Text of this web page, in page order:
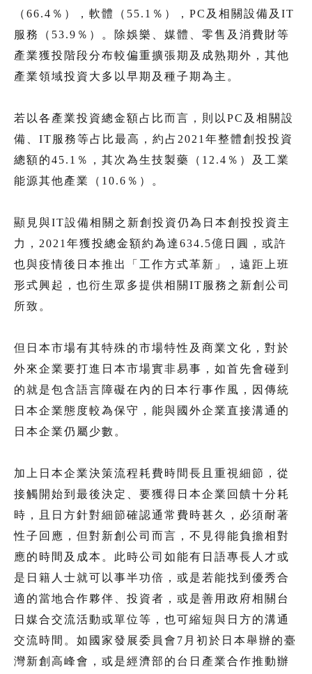
（66.4％），軟體（55.1％），PC及相關設備及IT
服務（53.9％）。除娛樂、媒體、零售及消費財等
產業獲投階段分布較偏重擴張期及成熟期外，其他
產業領域投資大多以早期及種子期為主。
若以各產業投資總金額占比而言，則以PC及相關設
備、IT服務等占比最高，約占2021年整體創投投資
總額的45.1％，其次為生技製藥（12.4％）及工業
能源其他產業（10.6％）。
顯見與IT設備相關之新創投資仍為日本創投投資主
力，2021年獲投總金額約為達634.5億日圓，或許
也與疫情後日本推出「工作方式革新」，遠距上班
形式興起，也衍生眾多提供相關IT服務之新創公司
所致。
但日本市場有其特殊的市場特性及商業文化，對於
外來企業要打進日本市場實非易事，如首先會碰到
的就是包含語言障礙在內的日本行事作風，因傳統
日本企業態度較為保守，能與國外企業直接溝通的
日本企業仍屬少數。
加上日本企業決策流程耗費時間長且重視細節，從
接觸開始到最後決定、要獲得日本企業回饋十分耗
時，且日方針對細節確認通常費時甚久，必須耐著
性子回應，但對新創公司而言，不見得能負擔相對
應的時間及成本。此時公司如能有日語專長人才或
是日籍人士就可以事半功倍，或是若能找到優秀合
適的當地合作夥伴、投資者，或是善用政府相關台
日媒合交流活動或單位等，也可縮短與日方的溝通
交流時間。如國家發展委員會7月初於日本舉辦的臺
灣新創高峰會，或是經濟部的台日產業合作推動辦